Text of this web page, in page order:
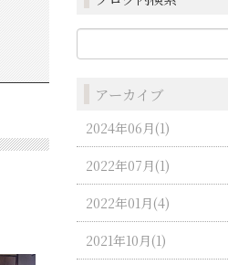
アーカイブ
2024年06月(1)
2022年07月(1)
2022年01月(4)
2021年10月(1)